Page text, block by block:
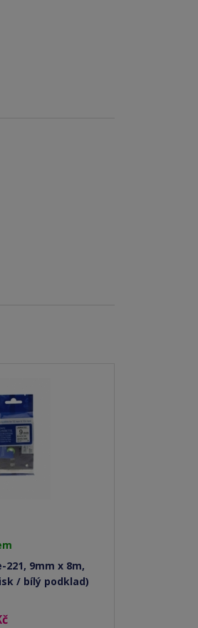
221, 9mm x 8m,
/ bílý podklad)